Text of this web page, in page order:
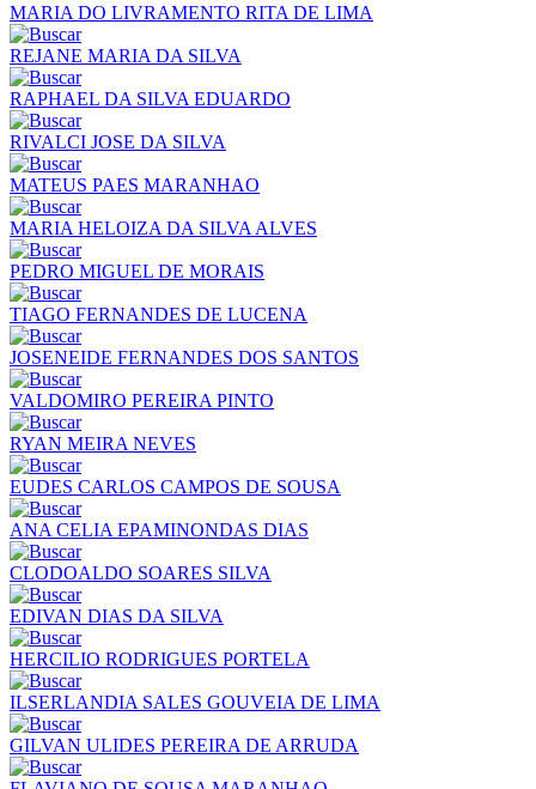
MARIA DO LIVRAMENTO RITA DE LIMA
REJANE MARIA DA SILVA
RAPHAEL DA SILVA EDUARDO
RIVALCI JOSE DA SILVA
MATEUS PAES MARANHAO
MARIA HELOIZA DA SILVA ALVES
PEDRO MIGUEL DE MORAIS
TIAGO FERNANDES DE LUCENA
JOSENEIDE FERNANDES DOS SANTOS
VALDOMIRO PEREIRA PINTO
RYAN MEIRA NEVES
EUDES CARLOS CAMPOS DE SOUSA
ANA CELIA EPAMINONDAS DIAS
CLODOALDO SOARES SILVA
EDIVAN DIAS DA SILVA
HERCILIO RODRIGUES PORTELA
ILSERLANDIA SALES GOUVEIA DE LIMA
GILVAN ULIDES PEREIRA DE ARRUDA